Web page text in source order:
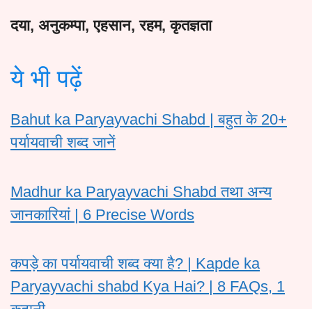
दया, अनुकम्पा, एहसान, रहम, कृतज्ञता
ये भी पढ़ें
Bahut ka Paryayvachi Shabd | बहुत के 20+
पर्यायवाची शब्द जानें
Madhur ka Paryayvachi Shabd तथा अन्य
जानकारियां | 6 Precise Words
कपड़े का पर्यायवाची शब्द क्या है? | Kapde ka
Paryayvachi shabd Kya Hai? | 8 FAQs, 1